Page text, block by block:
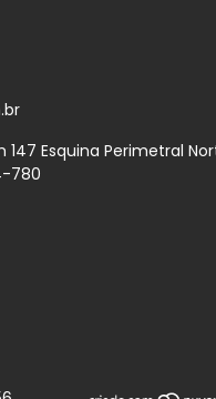
147 Esquina Perimetral
780